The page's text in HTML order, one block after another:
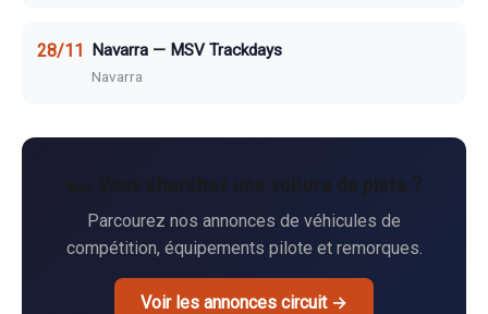
28/11 Navarra — MSV Trackdays
Navarra
🏎️ Vous cherchez une voiture de piste ?
Parcourez nos annonces de véhicules de
compétition, équipements pilote et remorques.
Voir les annonces circuit →